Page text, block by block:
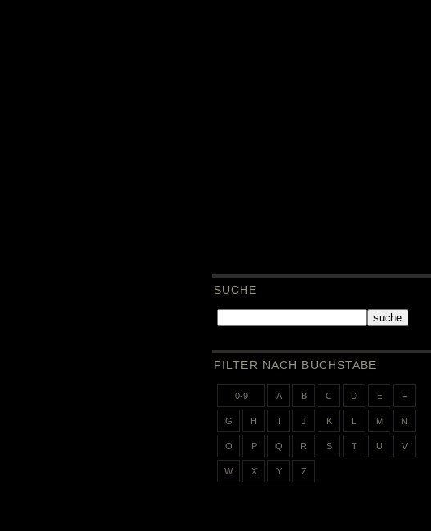
SUCHE
suche
FILTER NACH BUCHSTABE
0-9 A B C D E F
G H I J K L M N
O P Q R S T U V
W X Y Z